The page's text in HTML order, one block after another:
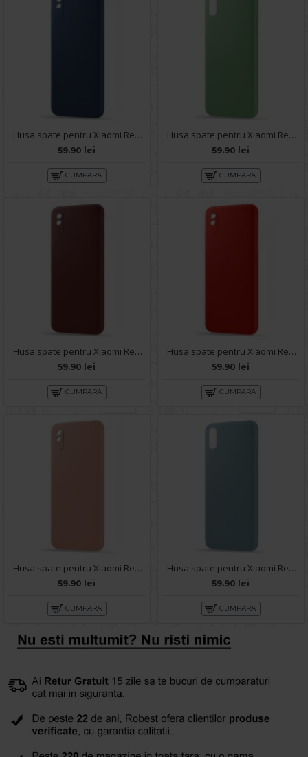
Husa spate pentru Xiaomi Redmi 9A - Silicon Line Albastru
59.90 lei
CUMPARA
Husa spate pentru Xiaomi Redmi 9A - Silicon Line Verde
59.90 lei
CUMPARA
Husa spate pentru Xiaomi Redmi 9A - Silicon Line Marsala
59.90 lei
CUMPARA
Husa spate pentru Xiaomi Redmi 9A - Silicon Line Rosu
59.90 lei
CUMPARA
Husa spate pentru Xiaomi Redmi 9A - Silicon Line Roz
59.90 lei
CUMPARA
Husa spate pentru Xiaomi Redmi 9A - Silicon Line Gri
59.90 lei
CUMPARA